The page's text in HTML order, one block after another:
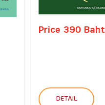
Price 390 Baht
DETAIL